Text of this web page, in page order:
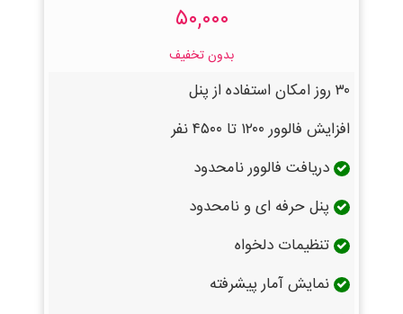
۵۰,۰۰۰
بدون تخفیف
۳۰ روز امکان استفاده از پنل
افزایش فالوور ۱۲۰۰ تا ۴۵۰۰ نفر
دریافت فالوور نامحدود
پنل حرفه ای و نامحدود
تنظیمات دلخواه
نمایش آمار پیشرفته